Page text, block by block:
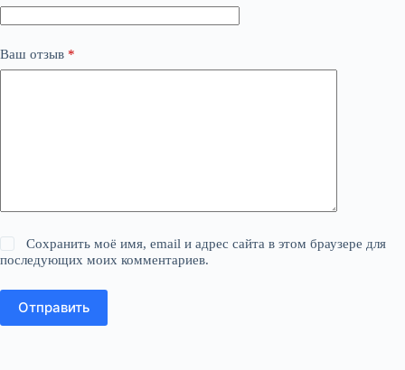
Ваш отзыв *
Сохранить моё имя, email и адрес сайта в этом браузере для
последующих моих комментариев.
Отправить